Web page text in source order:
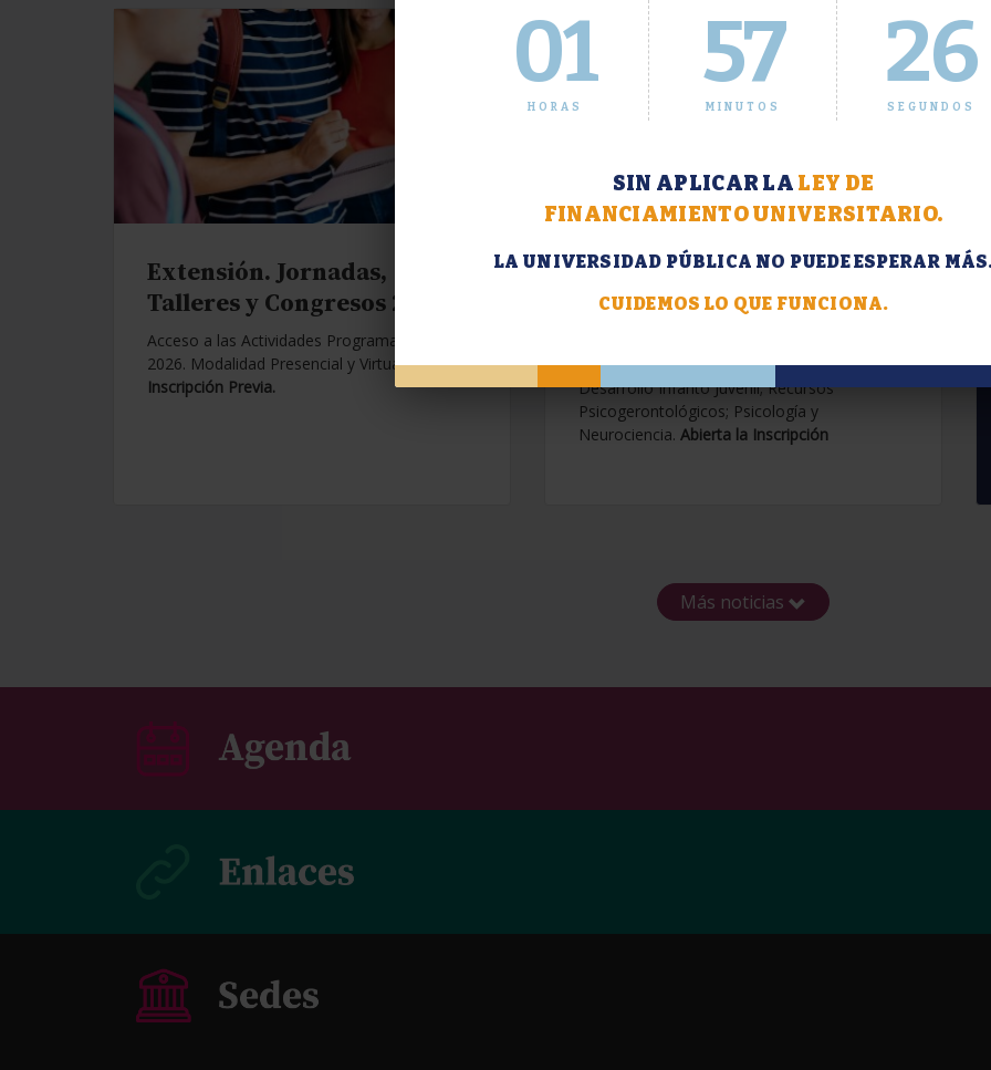
01
HORAS
57
MINUTOS
27
SEGUNDOS
SIN APLICAR LA LEY DE
FINANCIAMIENTO UNIVERSITARIO.
LA UNIVERSIDAD PÚBLICA NO PUEDE ESPERAR
CUIDEMOS LO QUE FUNCIONA.
Extensión. Jornadas,
Talleres y Congresos 2026.
Acceso a las Actividades Programadas para
2026. Modalidad Presencial y Virtual.Con
Inscripción Previa.
Extensión. Diplomaturas
2026.
Contemporáneas; Problemáticas en el
Desarrollo Infanto Juvenil; Recursos
Psicogerontológicos; Psicología y
Neurociencia. Abierta la Inscripción
Más noticias